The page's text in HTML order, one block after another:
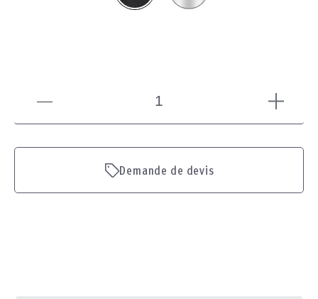
Demande de devis